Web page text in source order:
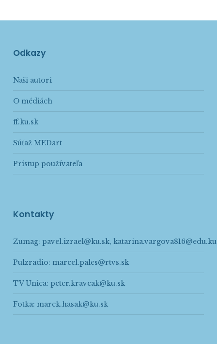
Odkazy
Naši autori
O médiách
ff.ku.sk
Súťaž MEDart
Prístup používateľa
Kontakty
Zumag: pavel.izrael@ku.sk,
Pulzradio: marcel.pales@rtvs.sk
TV Unica: peter.kravcak@ku.sk
Fotka: marek.hasak@ku.sk